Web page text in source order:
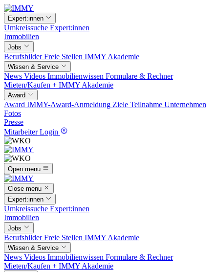
Expert:innen
Umkreissuche Expert:innen
Immobilien
Jobs
BerufsbilderFreie Stellen IMMY Akademie
Wissen & Service
News Videos Immobilienwissen Formulare & Rechner
Mieten/Kaufen + IMMY Akademie
Award
Award IMMY-Award-Anmeldung Ziele Teilnahme Unternehmen
Fotos
Presse
Mitarbeiter Login
Open menu
Close menu
Expert:innen
Umkreissuche Expert:innen
Immobilien
Jobs
BerufsbilderFreie Stellen IMMY Akademie
Wissen & Service
News Videos Immobilienwissen Formulare & Rechner
Mieten/Kaufen + IMMY Akademie